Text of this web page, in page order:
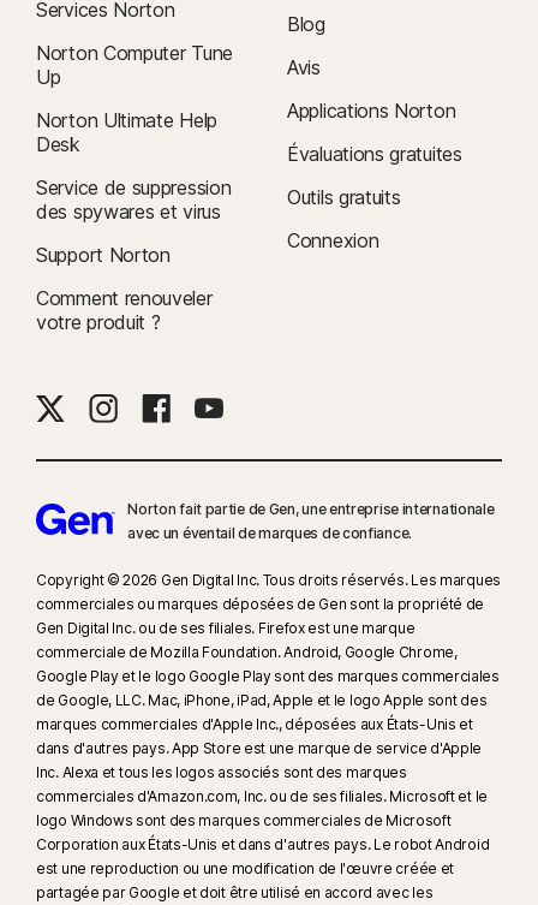
Services Norton
Norton Computer Tune
Up
Norton Ultimate Help
Desk
Service de suppression
des spywares et virus
Support Norton
Comment renouveler
votre produit ?
Blog
Avis
Applications Norton
Évaluations gratuites
Outils gratuits
Connexion
Norton fait partie de Gen, une entreprise internationale
avec un éventail de marques de confiance.​
Copyright © 2026 Gen Digital Inc. Tous droits réservés. Les marques
commerciales ou marques déposées de Gen sont la propriété de
Gen Digital Inc. ou de ses filiales. Firefox est une marque
commerciale de Mozilla Foundation. Android, Google Chrome,
Google Play et le logo Google Play sont des marques commerciales
de Google, LLC. Mac, iPhone, iPad, Apple et le logo Apple sont des
marques commerciales d'Apple Inc., déposées aux États-Unis et
dans d'autres pays. App Store est une marque de service d'Apple
Inc. Alexa et tous les logos associés sont des marques
commerciales d'Amazon.com, Inc. ou de ses filiales. Microsoft et le
logo Windows sont des marques commerciales de Microsoft
Corporation aux États-Unis et dans d'autres pays. Le robot Android
est une reproduction ou une modification de l'œuvre créée et
partagée par Google et doit être utilisé en accord avec les